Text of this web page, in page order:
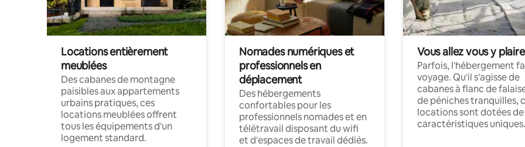
Locations entièrement
meublées
Des cabanes de montagne
paisibles aux appartements
urbains pratiques, ces
locations meublées offrent
tous les équipements d'un
logement standard.
Nomades numériques et
professionnels en
déplacement
Des hébergements
confortables pour les
professionnels nomades et en
télétravail disposant du wifi
et d'espaces de travail dédiés.
Vous allez vous y plaire
Parfois, l'hébergement
voyage. Qu'il s'agisse de
cabanes à flanc de
de péniches tranquilles,
locations sont dotées de
caractéristiques uniques.